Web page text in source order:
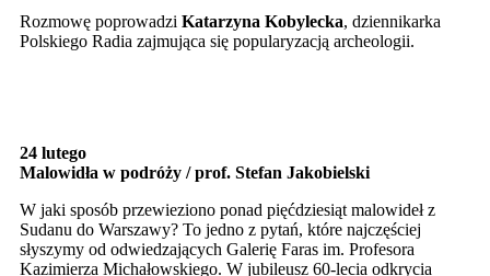
Rozmowę poprowadzi Katarzyna Kobylecka, dziennikarka
Polskiego Radia zajmująca się popularyzacją archeologii.
24 lutego
Malowidła w podróży / prof. Stefan Jakobielski
W jaki sposób przewieziono ponad pięćdziesiąt malowideł z
Sudanu do Warszawy? To jedno z pytań, które najczęściej
słyszymy od odwiedzających Galerię Faras im. Profesora
Kazimierza Michałowskiego. W jubileusz 60-lecia odkrycia